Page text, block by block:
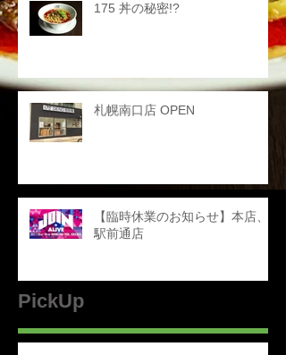
175 丼の秘密!?
札幌南口店 OPEN
【臨時休業のお知らせ】本店、
駅前通店
PickUp